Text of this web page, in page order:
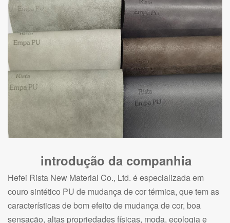
introdução da companhia
Hefei Rista New Material Co., Ltd. é especializada em
couro sintético PU de mudança de cor térmica, que tem as
características de bom efeito de mudança de cor, boa
sensação, altas propriedades físicas, moda, ecologia e